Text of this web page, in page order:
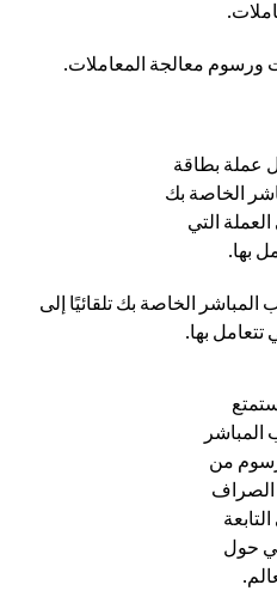
ورسوم معالجة المعاملات.
الخاصة بك تلقائيًا إلى
تتعامل بها.